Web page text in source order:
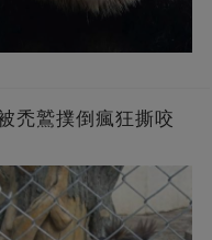
禿鷲撲倒瘋狂撕咬